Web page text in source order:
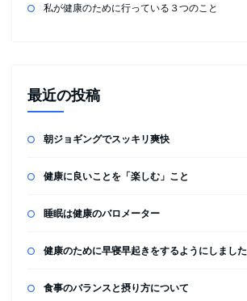
私が健康のために行っている３つのこと
最近の投稿
朝ジョギングでスッキリ爽快
健康に良いことを「楽しむ」こと
睡眠は健康のバロメーター
健康のために早寝早起きをするようにしました
食事のバランスと摂り方について